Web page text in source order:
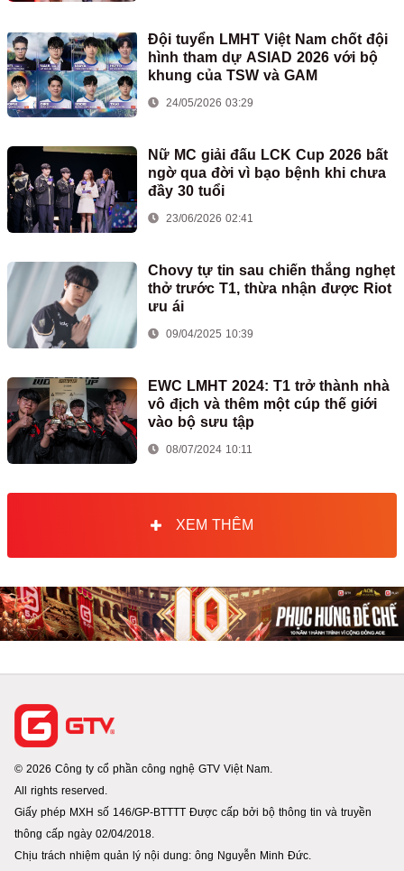
Đội tuyển LMHT Việt Nam chốt đội
hình tham dự ASIAD 2026 với bộ
khung của TSW và GAM
24/05/2026 03:29
Nữ MC giải đấu LCK Cup 2026 bất
ngờ qua đời vì bạo bệnh khi chưa
đầy 30 tuổi
23/06/2026 02:41
Chovy tự tin sau chiến thắng nghẹt
thở trước T1, thừa nhận được Riot
ưu ái
09/04/2025 10:39
EWC LMHT 2024: T1 trở thành nhà
vô địch và thêm một cúp thế giới
vào bộ sưu tập
08/07/2024 10:11
XEM THÊM
© 2026 Công ty cổ phần công nghệ GTV Việt Nam.
All rights reserved.
Giấy phép MXH số 146/GP-BTTTT Được cấp bởi bộ thông tin và truyền
thông cấp ngày 02/04/2018.
Chịu trách nhiệm quản lý nội dung: ông Nguyễn Minh Đức.